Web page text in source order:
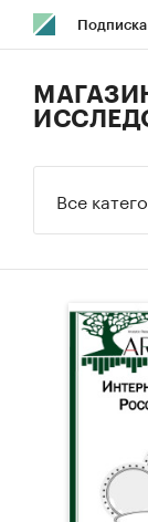
Все